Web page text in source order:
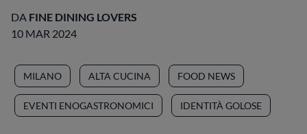
DA FINE DINING LOVERS
10 MAR 2024
MILANO ALTA CUCINA FOOD NEWS
EVENTI ENOGASTRONOMICI IDENTITÀ GOLOSE